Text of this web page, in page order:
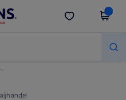
Last ned app